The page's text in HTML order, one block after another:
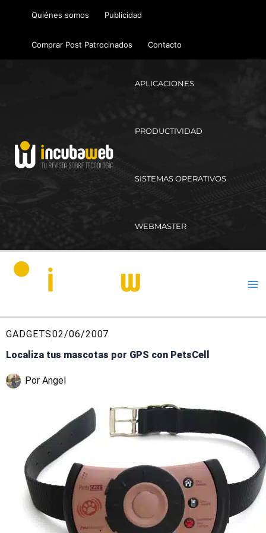
Quiénes somos Publicidad
Comprar Post Patrocinados Contacto
APLICACIONES
PRODUCTIVIDAD
SISTEMAS OPERATIVOS
WEBMASTER
GADGETS02/06/2007
Localiza tus mascotas por GPS con PetsCell
Por Angel